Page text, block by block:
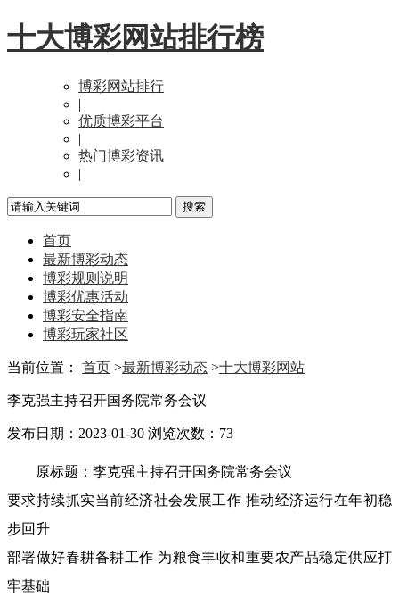
十大博彩网站排行榜
博彩网站排行
|
优质博彩平台
|
热门博彩资讯
|
首页
最新博彩动态
博彩规则说明
博彩优惠活动
博彩安全指南
博彩玩家社区
当前位置： 首页 >最新博彩动态 >十大博彩网站
李克强主持召开国务院常务会议
发布日期：2023-01-30 浏览次数： 73
原标题：李克强主持召开国务院常务会议
要求持续抓实当前经济社会发展工作 推动经济运行在年初稳
步回升
部署做好春耕备耕工作 为粮食丰收和重要农产品稳定供应打
牢基础